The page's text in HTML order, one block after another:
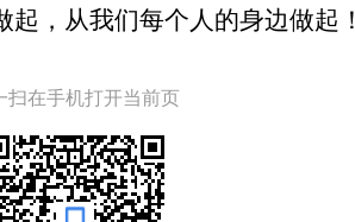
起 ， 从我们每个人的身边做起！
扫在手机打开当前页